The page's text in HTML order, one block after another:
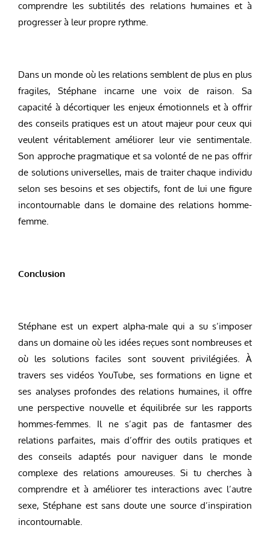
comprendre les subtilités des relations humaines et à
progresser à leur propre rythme.
Dans un monde où les relations semblent de plus en plus
fragiles, Stéphane incarne une voix de raison. Sa
capacité à décortiquer les enjeux émotionnels et à offrir
des conseils pratiques est un atout majeur pour ceux qui
veulent véritablement améliorer leur vie sentimentale.
Son approche pragmatique et sa volonté de ne pas offrir
de solutions universelles, mais de traiter chaque individu
selon ses besoins et ses objectifs, font de lui une figure
incontournable dans le domaine des relations homme-
femme.
Conclusion
Stéphane est un expert alpha-male qui a su s’imposer
dans un domaine où les idées reçues sont nombreuses et
où les solutions faciles sont souvent privilégiées. À
travers ses vidéos YouTube, ses formations en ligne et
ses analyses profondes des relations humaines, il offre
une perspective nouvelle et équilibrée sur les rapports
hommes-femmes. Il ne s’agit pas de fantasmer des
relations parfaites, mais d’offrir des outils pratiques et
des conseils adaptés pour naviguer dans le monde
complexe des relations amoureuses. Si tu cherches à
comprendre et à améliorer tes interactions avec l’autre
sexe, Stéphane est sans doute une source d’inspiration
incontournable.